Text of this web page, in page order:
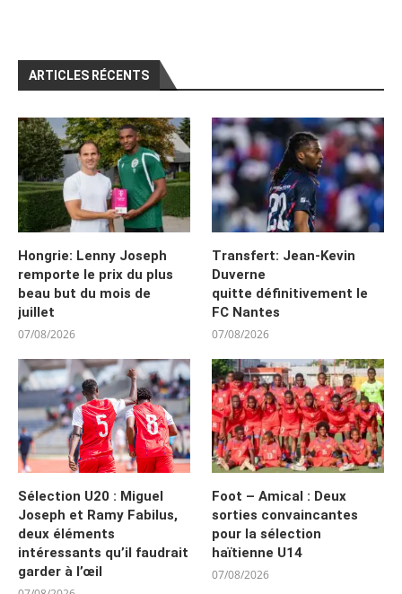
ARTICLES RÉCENTS
Hongrie: Lenny Joseph
remporte le prix du plus
beau but du mois de
juillet
07/08/2026
Transfert: Jean-Kevin
Duverne
quitte définitivement le
FC Nantes
07/08/2026
Sélection U20 : Miguel
Joseph et Ramy Fabilus,
deux éléments
intéressants qu’il faudrait
garder à l’œil
Foot – Amical : Deux
sorties convaincantes
pour la sélection
haïtienne U14
07/08/2026